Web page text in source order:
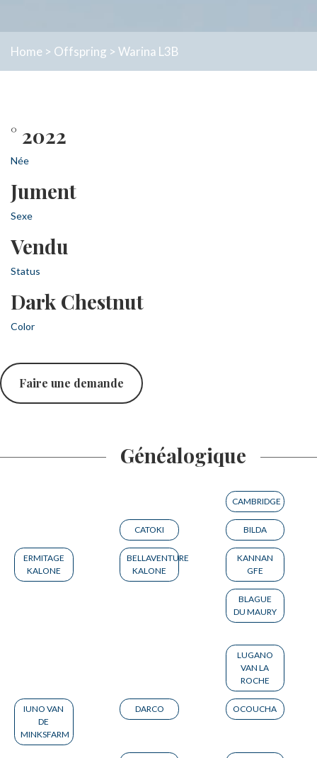
Home > Offspring > Warina L3B
° 2022
Née
Jument
Sexe
Vendu
Status
Dark Chestnut
Color
Faire une demande
Généalogique
CAMBRIDGE
CATOKI BILDA
ERMITAGE
KALONE
BELLAVENTURE
KALONE
KANNAN
GFE
BLAGUE
DU MAURY
LUGANO
VAN LA
ROCHE
IUNO VAN
DE
MINKSFARM
DARCO OCOUCHA